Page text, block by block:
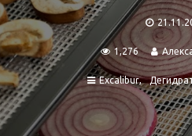
1,276
Excalibur